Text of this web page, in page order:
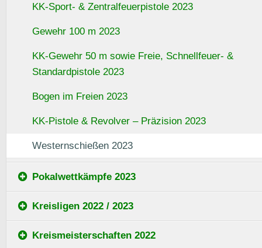
KK-Sport- & Zentralfeuerpistole 2023
Gewehr 100 m 2023
KK-Gewehr 50 m sowie Freie, Schnellfeuer- &
Standardpistole 2023
Bogen im Freien 2023
KK-Pistole & Revolver – Präzision 2023
Westernschießen 2023
Pokalwettkämpfe 2023
Kreisligen 2022 / 2023
Kreismeisterschaften 2022